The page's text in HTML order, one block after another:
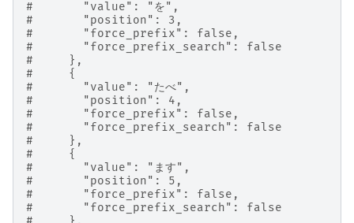
#       "value": "を",
#       "position": 3,
#       "force_prefix": false,
#       "force_prefix_search": false
#     },
#     {
#       "value": "たべ",
#       "position": 4,
#       "force_prefix": false,
#       "force_prefix_search": false
#     },
#     {
#       "value": "ます",
#       "position": 5,
#       "force_prefix": false,
#       "force_prefix_search": false